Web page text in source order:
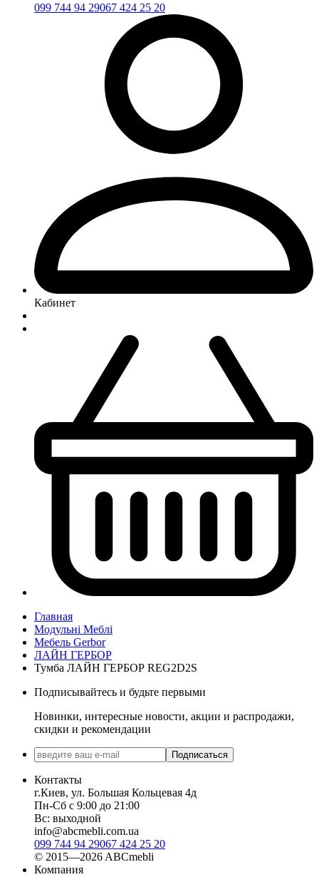
099 744 94 29067 424 25 20
Кабинет
Главная
Модульні Меблі
Мебель Gerbor
ЛАЙН ГЕРБОР
Тумба ЛАЙН ГЕРБОР REG2D2S
Подписывайтесь и будьте первыми
Новинки, интересные новости, акции и распродажи,
скидки и рекомендации
Подписаться
Контакты
г.Киев, ул. Большая Кольцевая 4д
Пн-Сб с 9:00 до 21:00
Вс: выходной
info@abcmebli.com.ua
099 744 94 29067 424 25 20
© 2015—2026 ABCmebli
Компания